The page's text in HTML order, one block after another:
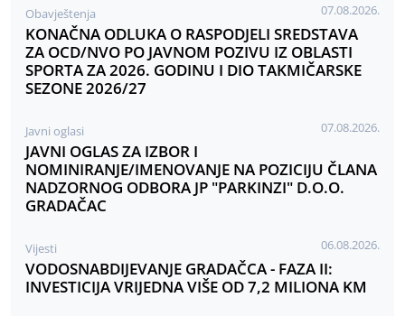
Obavještenja 07.08.2026.
KONAČNA ODLUKA O RASPODJELI SREDSTAVA
ZA OCD/NVO PO JAVNOM POZIVU IZ OBLASTI
SPORTA ZA 2026. GODINU I DIO TAKMIČARSKE
SEZONE 2026/27
Javni oglasi 07.08.2026.
JAVNI OGLAS ZA IZBOR I
NOMINIRANJE/IMENOVANJE NA POZICIJU ČLANA
NADZORNOG ODBORA JP "PARKINZI" D.O.O.
GRADAČAC
Vijesti 06.08.2026.
VODOSNABDIJEVANJE GRADAČCA - FAZA II:
INVESTICIJA VRIJEDNA VIŠE OD 7,2 MILIONA KM